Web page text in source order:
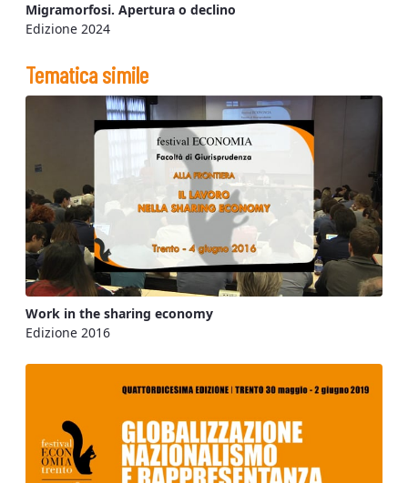
Migramorfosi. Apertura o declino
Edizione 2024
Tematica simile
Work in the sharing economy
Edizione 2016